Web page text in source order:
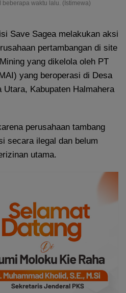
waktu lalu. (Istimewa)
Save Sagea melakukan aksi
pertambangan di site
yang dikelola oleh PT
yang beroperasi di Desa
Utara, Kabupaten Halmahera
perusahaan tambang
secara ilegal dan belum
utama.